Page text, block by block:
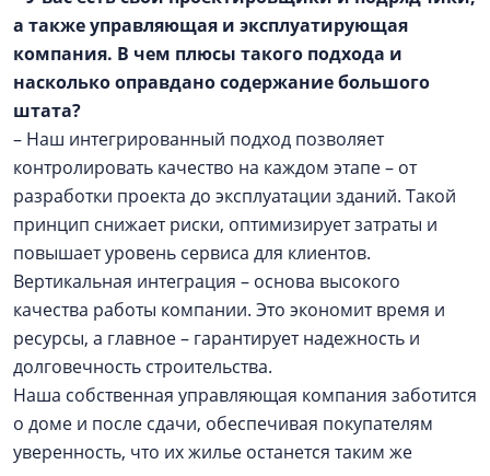
а также управляющая и эксплуатирующая
компания. В чем плюсы такого подхода и
насколько оправдано содержание большого
штата?
– Наш интегрированный подход позволяет
контролировать качество на каждом этапе – от
разработки проекта до эксплуатации зданий. Такой
принцип снижает риски, оптимизирует затраты и
повышает уровень сервиса для клиентов.
Вертикальная интеграция – основа высокого
качества работы компании. Это экономит время и
ресурсы, а главное – гарантирует надежность и
долговечность строительства.
Наша собственная управляющая компания заботится
о доме и после сдачи, обеспечивая покупателям
уверенность, что их жилье останется таким же